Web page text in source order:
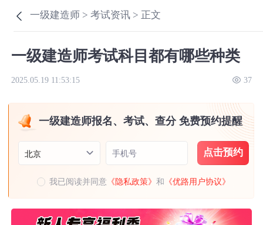
一级建造师 >考试资讯 > 正文
一级建造师考试科目都有哪些种类
2025.05.19 11:53:15 37
一级建造师报名、考试、查分 免费预约提醒
北京 手机号 点击预约
我已阅读并同意 《隐私政策》和 《优路用户协议》